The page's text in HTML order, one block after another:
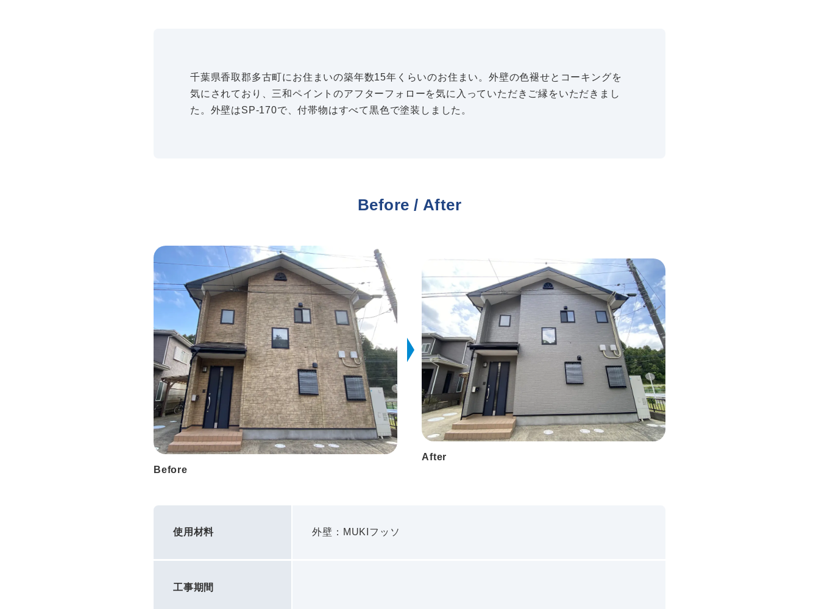
千葉県香取郡多古町にお住まいの築年数15年くらいのお住まい。外壁の色褪せとコーキングを
気にされており、三和ペイントのアフターフォローを気に入っていただきご縁をいただきまし
た。外壁はSP-170で、付帯物はすべて黒色で塗装しました。
Before / After
Before
After
使用材料 外壁：MUKIフッソ
工事期間